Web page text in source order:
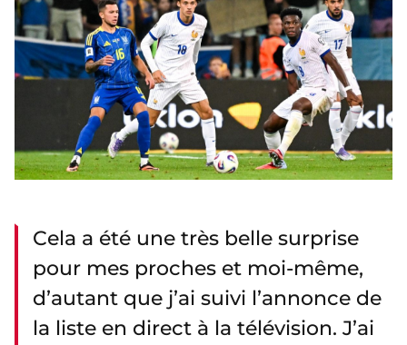
Cela a été une très belle surprise
pour mes proches et moi-même,
d’autant que j’ai suivi l’annonce de
la liste en direct à la télévision. J’ai